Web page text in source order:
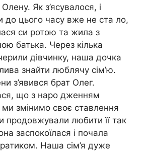
Як з’ясувалося, і
до цього часу вже не ста ло,
си ротою та жила з
батька. Через кілька
дівчинку, наша дочка
знайти люблячу сім’ю.
з’явився брат Олег.
що з наро дженням
ми змінимо своє ставлення
продовжували любити її так
заспокоїлася і почала
Наша сім’я дуже